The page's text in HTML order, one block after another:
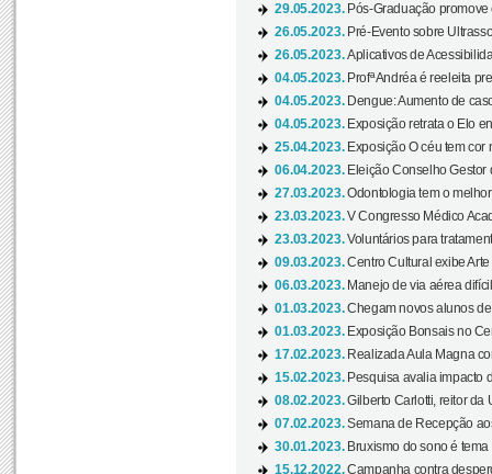
29.05.2023. Pós-Graduação
26.05.2023. Pré-Evento sobre
26.05.2023.Aplicativos de
04.05.2023. Profª Andréa é reeleita
04.05.2023. Dengue: Aumento de
04.05.2023. Exposição retrata o Elo
25.04.2023. Exposição O céu tem cor
06.04.2023. Eleição Conselho Gestor
27.03.2023.Odontologia tem o
23.03.2023.V Congresso Médico
23.03.2023.Voluntários para
09.03.2023.Centro Cultural exibe
06.03.2023. Manejo de via aérea
01.03.2023.Chegam novos alunos
01.03.2023. Exposição Bonsais no
17.02.2023. Realizada Aula Magna
15.02.2023. Pesquisa avalia impacto
08.02.2023.Gilberto Carlotti, reitor da
07.02.2023.Semana de Recepção
30.01.2023. Bruxismo do sono é
15.12.2022.Campanha contra